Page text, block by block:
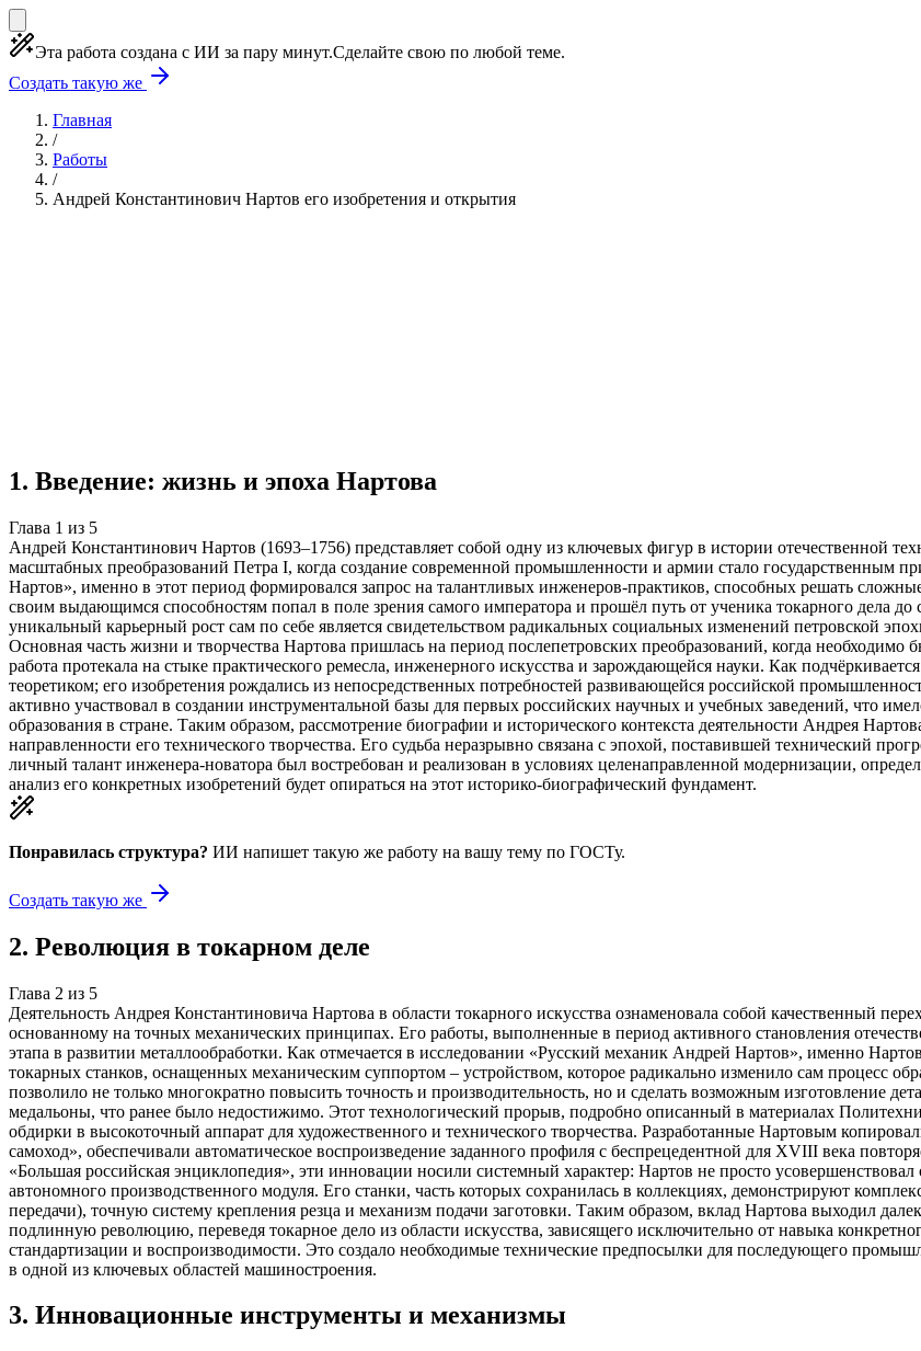
Эта работа создана с ИИ за пару минут.Сделайте свою по любой теме.
Создать такую же
Главная
/
Работы
/
Андрей Константинович Нартов его изобретения и открытия
1. Введение: жизнь и эпоха Нартова
Глава 1 из 5
Андрей Константинович Нартов (1693–1756) представляет собой одну из ключевых фигур в истории отечественной
масштабных преобразований Петра I, когда создание современной промышленности и армии стало государственным
Нартов», именно в этот период формировался запрос на талантливых инженеров-практиков, способных решать
своим выдающимся способностям попал в поле зрения самого императора и прошёл путь от ученика токарного дела
уникальный карьерный рост сам по себе является свидетельством радикальных социальных изменений петровской
Основная часть жизни и творчества Нартова пришлась на период послепетровских преобразований, когда необходимо
работа протекала на стыке практического ремесла, инженерного искусства и зарождающейся науки. Как
теоретиком; его изобретения рождались из непосредственных потребностей развивающейся российской
активно участвовал в создании инструментальной базы для первых российских научных и учебных заведений, что
образования в стране. Таким образом, рассмотрение биографии и исторического контекста деятельности Андрея
направленности его технического творчества. Его судьба неразрывно связана с эпохой, поставившей технический
личный талант инженера-новатора был востребован и реализован в условиях целенаправленной модернизации,
анализ его конкретных изобретений будет опираться на этот историко-биографический фундамент.
Понравилась структура? ИИ напишет такую же работу на вашу тему по ГОСТу.
Создать такую же
2. Революция в токарном деле
Глава 2 из 5
Деятельность Андрея Константиновича Нартова в области токарного искусства ознаменовала собой качественный
основанному на точных механических принципах. Его работы, выполненные в период активного становления
этапа в развитии металлообработки. Как отмечается в исследовании «Русский механик Андрей Нартов», именно
токарных станков, оснащенных механическим суппортом – устройством, которое радикально изменило сам процесс
позволило не только многократно повысить точность и производительность, но и сделать возможным изготовление
медальоны, что ранее было недостижимо. Этот технологический прорыв, подробно описанный в материалах
обдирки в высокоточный аппарат для художественного и технического творчества. Разработанные Нартовым
самоход», обеспечивали автоматическое воспроизведение заданного профиля с беспрецедентной для XVIII века
«Большая российская энциклопедия», эти инновации носили системный характер: Нартов не просто
автономного производственного модуля. Его станки, часть которых сохранилась в коллекциях, демонстрируют
передачи), точную систему крепления резца и механизм подачи заготовки. Таким образом, вклад Нартова выходил
подлинную революцию, переведя токарное дело из области искусства, зависящего исключительно от навыка
стандартизации и воспроизводимости. Это создало необходимые технические предпосылки для последующего
в одной из ключевых областей машиностроения.
3. Инновационные инструменты и механизмы